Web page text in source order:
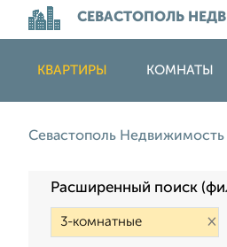
СЕВАСТОПОЛЬ
КВАРТИРЫ КОМНАТЫ
Севастополь Недвижимость
Расширенный поиск
×